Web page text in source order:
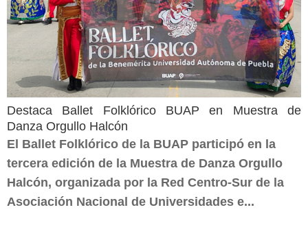
Destaca Ballet Folklórico BUAP en Muestra de
Danza Orgullo Halcón
El Ballet Folklórico de la BUAP participó en la
tercera edición de la Muestra de Danza Orgullo
Halcón, organizada por la Red Centro-Sur de la
Asociación Nacional de Universidades e...